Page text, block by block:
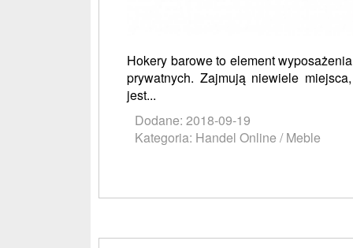
Hokery barowe to element
prywatnych. Zajmują niewiele
jest...
Dodane: 2018-09-19
Kategoria: Handel Online / Meble